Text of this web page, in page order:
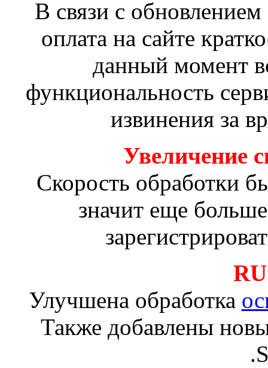
В связи с
оплата на сайте
данный момент
функциональность
извинения за
Увеличение
Скорость обработки
значит еще
Улучшена обработка
Также добавлены